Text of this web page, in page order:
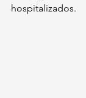
hospitalizados.